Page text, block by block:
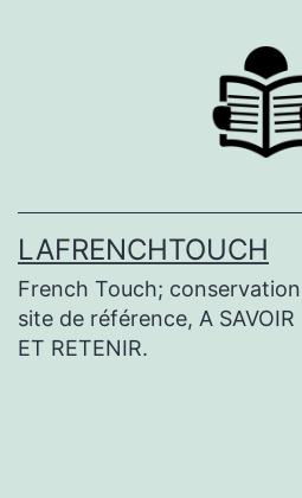
LAFRENCHTOUCH
French Touch; conservation
site de référence, A SAVOIR
ET RETENIR.